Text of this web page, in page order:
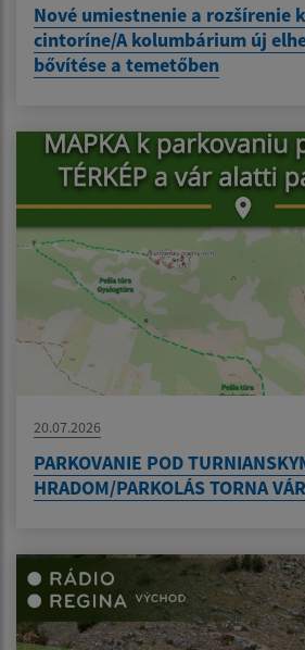
Nové umiestnenie a rozšírenie
cintoríne/A kolumbárium új
bővítése a temetőben
20.07.2026
PARKOVANIE POD
HRADOM/PARKOLÁS TORNA